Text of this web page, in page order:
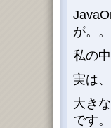
が。
私の中
実は
大き
です。